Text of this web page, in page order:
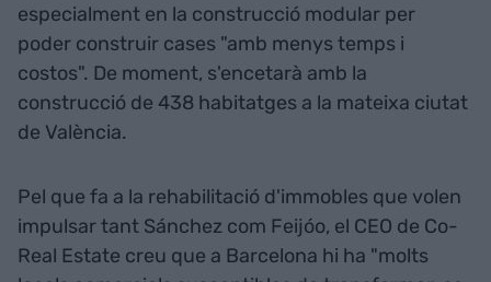
especialment en la construcció modular per
poder construir cases "amb menys temps i
costos". De moment, s'encetarà amb la
construcció de 438 habitatges a la mateixa ciutat
de València.
Pel que fa a la rehabilitació d'immobles que volen
impulsar tant Sánchez com Feijóo, el CEO de Co-
Real Estate creu que a Barcelona hi ha "molts